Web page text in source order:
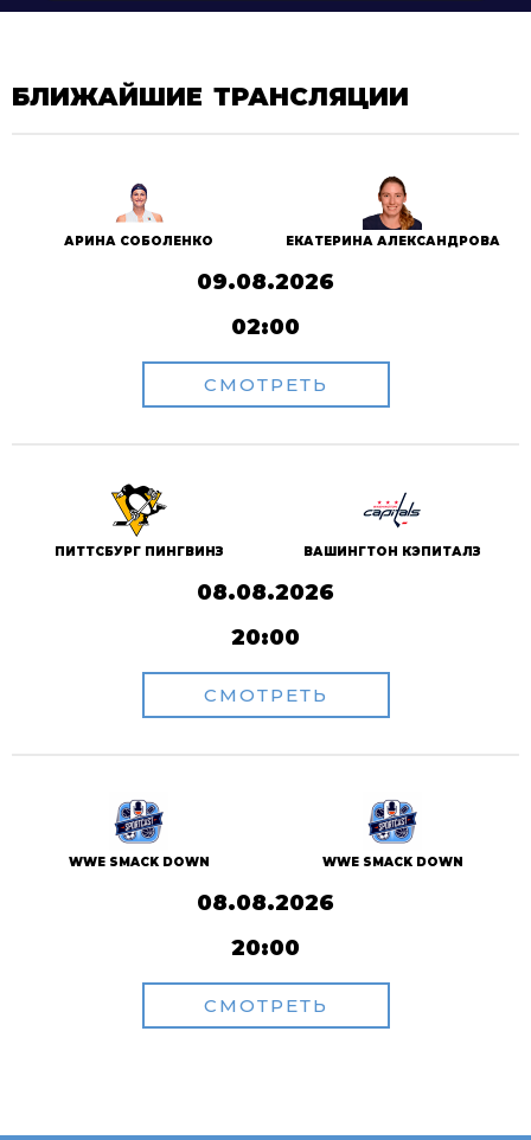
БЛИЖАЙШИЕ ТРАНСЛЯЦИИ
АРИНА СОБОЛЕНКО ЕКАТЕРИНА АЛЕКСАНДРОВА
09.08.2026
02:00
СМОТРЕТЬ
ПИТТСБУРГ ПИНГВИНЗ ВАШИНГТОН КЭПИТАЛЗ
08.08.2026
20:00
СМОТРЕТЬ
WWE SMACK DOWN WWE SMACK DOWN
08.08.2026
20:00
СМОТРЕТЬ